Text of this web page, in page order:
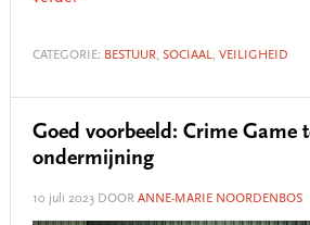
CATEGORIE: BESTUUR, SOCIAAL, VEILIGHEID
Goed voorbeeld: Crime Game
ondermijning
10 juli 2023DOOR ANNE-MARIE NOORDENBOS